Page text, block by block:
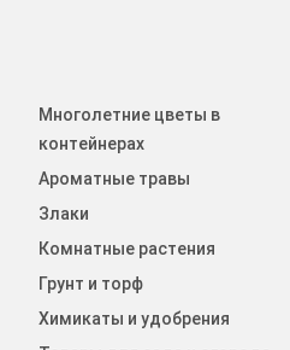
Многолетние цветы в
контейнерах
Ароматные травы
Злаки
Комнатные растения
Грунт и торф
Химикаты и удобрения